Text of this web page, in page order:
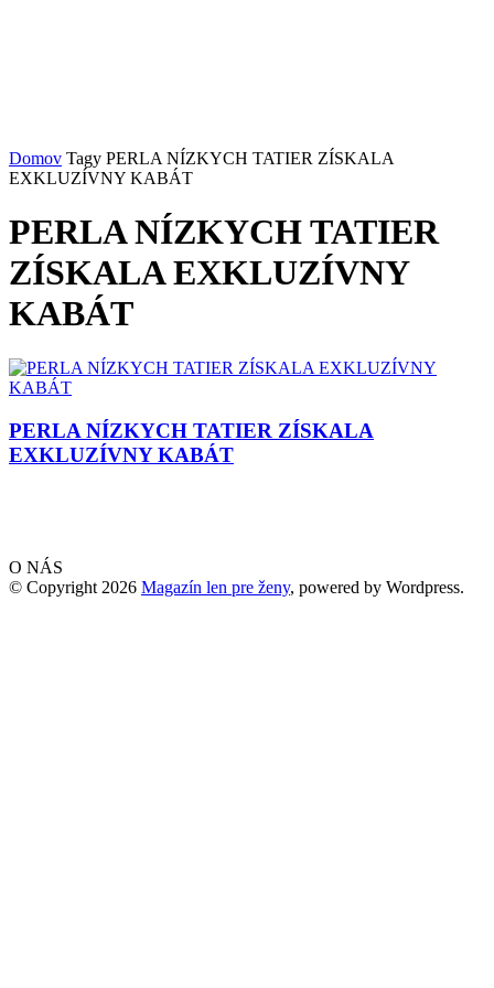
Domov Tagy PERLA NÍZKYCH TATIER ZÍSKALA
EXKLUZÍVNY KABÁT
PERLA NÍZKYCH TATIER
ZÍSKALA EXKLUZÍVNY
KABÁT
PERLA NÍZKYCH TATIER ZÍSKALA
EXKLUZÍVNY KABÁT
O NÁS
© Copyright 2026 Magazín len pre ženy, powered by Wordpress.